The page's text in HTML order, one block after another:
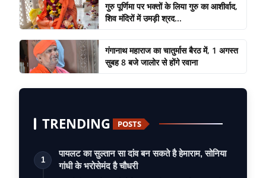
गुरु पूर्णिमा पर भक्तों के लिया गुरु का आशीर्वाद,
शिव मंदिरों में उमड़ी श्रद...
गंगानाथ महाराज का चातुर्मास बैरठ में, 1 अगस्त
सुबह 8 बजे जालोर से होंगे रवाना
TRENDING POSTS
1
पायलट का सुल्तान सा दांव बन सकते है हेमाराम, सोनिया
गांधी के भरोसेमंद है चौधरी